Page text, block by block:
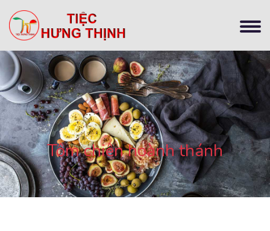
Tôm chiên hoành thánh